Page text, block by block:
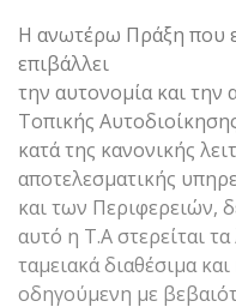
Η ανωτέρω Πράξη που
επιβάλλει
την αυτονομία και
Τοπικής
κατά της κανονικής
αποτελεσματικής
και των Περιφερειών,
αυτό η Τ.Α στερείται τα
ταμειακά διαθέσιμα
οδηγούμενη με